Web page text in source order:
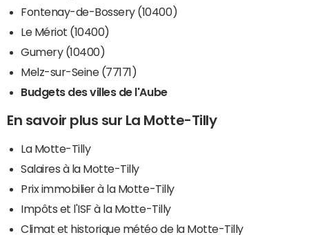
Fontenay-de-Bossery (10400)
Le Mériot (10400)
Gumery (10400)
Melz-sur-Seine (77171)
Budgets des villes de l'Aube
En savoir plus sur La Motte-Tilly
La Motte-Tilly
Salaires à la Motte-Tilly
Prix immobilier à la Motte-Tilly
Impôts et l'ISF à la Motte-Tilly
Climat et historique météo de la Motte-Tilly